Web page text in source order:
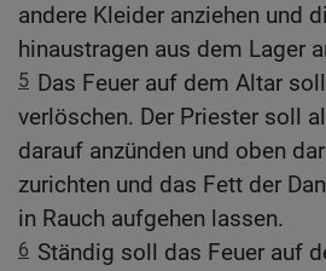
andere Kleider anziehen und
hinaustragen aus dem Lager
5 Das Feuer auf dem Altar
verlöschen. Der Priester soll
darauf anzünden und oben
zurichten und das Fett der
in Rauch aufgehen lassen.
6 Ständig soll das Feuer auf